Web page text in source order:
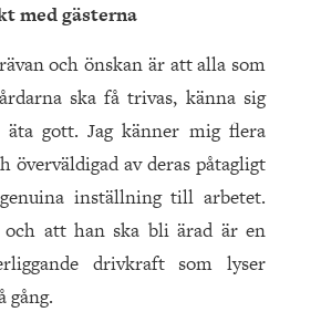
med gästerna
och önskan är att alla som
ska få trivas, känna sig
äta gott. Jag känner mig flera
överväldigad av deras påtagligt
inställning till arbetet.
att han ska bli ärad är en
drivkraft som lyser
gång.